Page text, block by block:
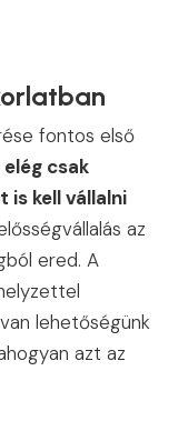
fontos első
csak
is kell vállalni
az
ered. A
lehetőségünk
azt az